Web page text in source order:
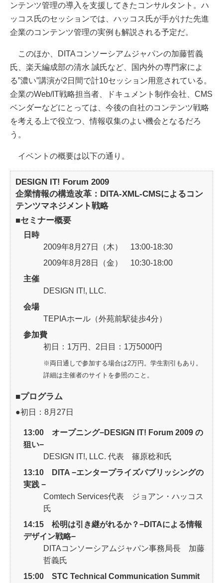
ンテンツ管理の導入を支援してきたコンサルタント。ハ
ッコス氏のセッションでは、ハッコス氏が手がけた先進
企業のコンテンツ管理の実例も解説される予定だ。
このほか、DITAコンソーシアムジャパンの加藤哲義
氏、楽天編成部の清水 誠氏など、国内外の専門家によ
る”濃い”講演が2日間で計10セッション用意されている。
企業のWeb/IT戦略担当者、ドキュメント制作会社、CMS
ベンダーなどにとっては、今後の自社のコンテンツ戦略
を考える上で役立つ、情報収集のよい機会となるだろ
う。
イベントの概要は以下の通り。
DESIGN IT! Forum 2009
企業情報の構造改革：DITA-XML-CMSによるコン
テンツマネジメント戦略
■セミナー概要
日時
2009年8月27日（木） 13:00-18:30
2009年8月28日（金） 10:30-18:00
主催
DESIGN IT!, LLC.
会場
TEPIAホール（外苑前駅徒歩4分）
参加費
初日：1万円、2日目：1万5000円
※両日通しで参加する場合は2万円。学生割引もあり。
詳細は主催者のサイトを参照のこと。
■プログラム
●初日：8月27日
13:00 オープニング−DESIGN IT! Forum 2009 の
狙い−
DESIGN IT!, LLC. 代表 篠原稔和氏
13:10 DITA −エンタープライズパブリッシングの
実践 −
Comtech Services代表 ジョアン・ハッコス
氏
14:15 松明は引き継がれるか？−DITAによる情報
デザイン戦略−
DITAコンソーシアムジャパン事務局長 加藤
哲義氏
15:00 STC Technical Communication Summit